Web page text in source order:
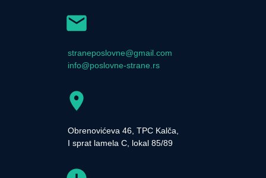
straneposlovne@gmail.com
info@poslovne-strane.rs
Obrenovićeva 46, TPC Kalča,
I sprat lamela C, lokal 85/89